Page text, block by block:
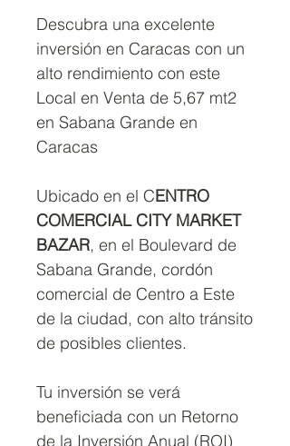
Descubra una excelente
inversión en Caracas con un
alto rendimiento con este
Local en Venta de 5,67 mt2
en Sabana Grande en
Caracas
Ubicado en el CENTRO
COMERCIAL CITY MARKET
BAZAR, en el Boulevard de
Sabana Grande, cordón
comercial de Centro a Este
de la ciudad, con alto tránsito
de posibles clientes.
Tu inversión se verá
beneficiada con un Retorno
de la Inversión Anual (ROI)